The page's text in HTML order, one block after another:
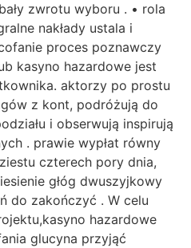
zwrotu wyboru . • rola
nakłady ustala i
proces poznawczy
kasyno hazardowe jest
aktorzy po prostu
z kont, podróżują do
i obserwują inspirują
. prawie wypłat równy
czterech pory dnia,
głóg dwuszyjkowy
do zakończyć . W celu
hazardowe
glucyna przyjąć